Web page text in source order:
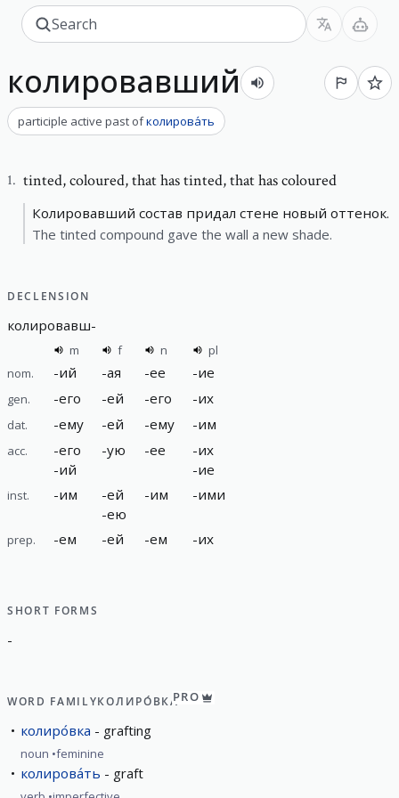
колировавший
participle active past ofколирова́ть
1. tinted,coloured, that has tinted, that has coloured
Колировавший состав придал стене новый оттенок.
The tinted compound gave the wall a new shade.
DECLENSION
колировавш-
m f n
pl
nom.
-ий -ая -ее -ие
gen. -его -ей -его -их
dat. -ему -ей -ему -им
acc. -его
-ий
-ую -ее -их
-ие
inst. -им -ей
-ею
-им -ими
prep. -ем -ей -ем -их
SHORT FORMS
-
WORD FAMILYКОЛИРО́ВКАPRO
колиро́вка grafting
noun feminine
колирова́ть graft